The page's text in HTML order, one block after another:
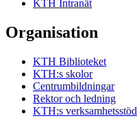
KTH Intranät
Organisation
KTH Biblioteket
KTH:s skolor
Centrumbildningar
Rektor och ledning
KTH:s verksamhetsstöd